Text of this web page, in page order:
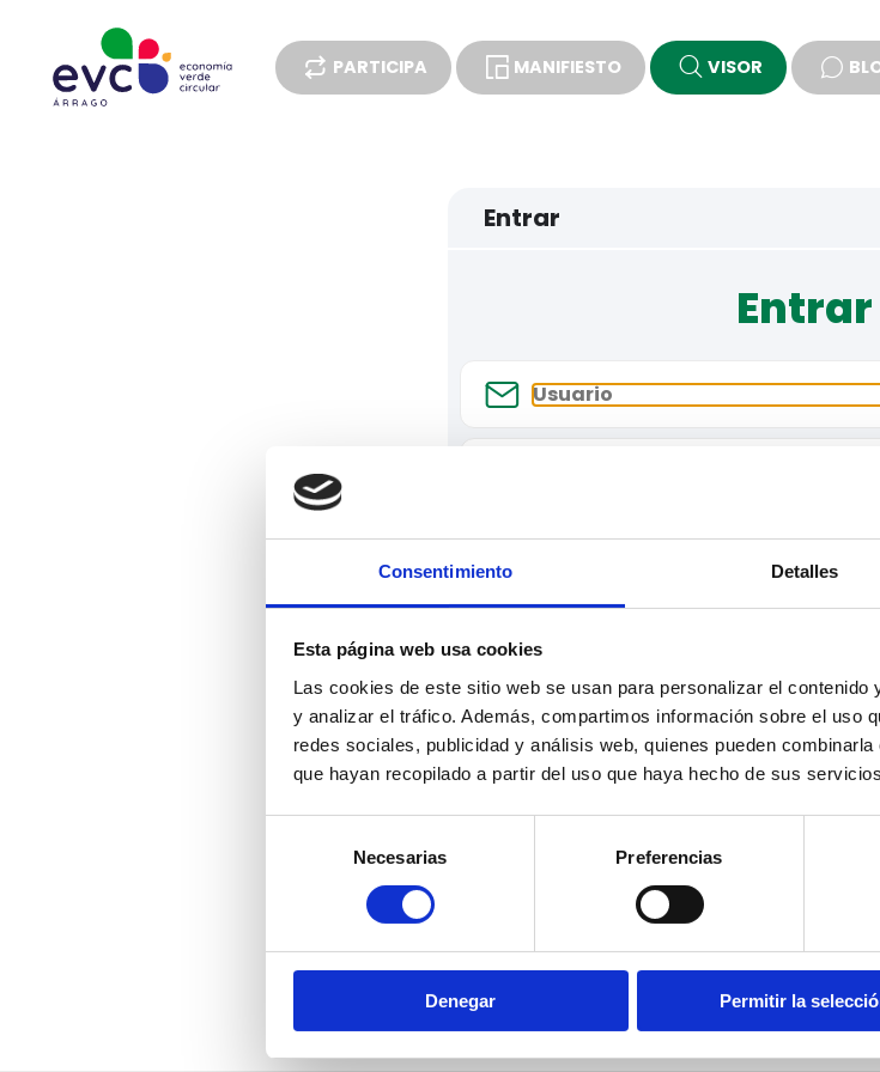
Consentimiento Detalles
Esta página web usa cookies
Las cookies de este sitio web se usan para personalizar el
y analizar el tráfico. Además, compartimos información sobre el uso
redes sociales, publicidad y análisis web, quienes pueden
que hayan recopilado a partir del uso que haya hecho de sus
consentimiento
Necesarias Preferencias
Denegar Permitir la
PARTICIPA MANIFIESTO VISOR
Entrar
Entrar
¿Ha olvidado la contraseña
¿Ya te has registrado pero no puedes
¿Aún no tienes cuenta?
Entrar con